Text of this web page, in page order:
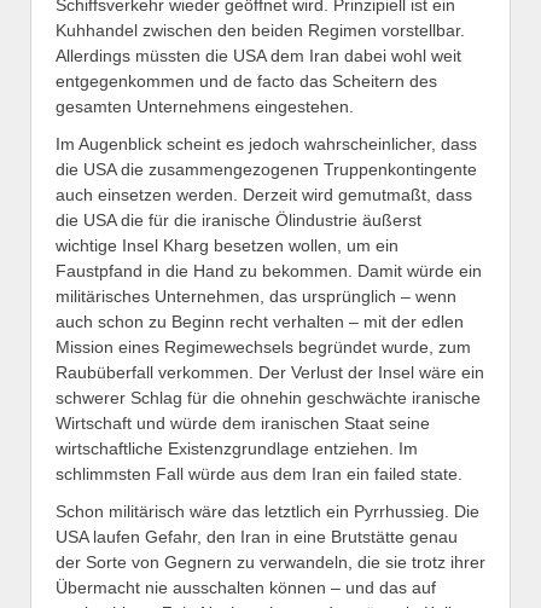
Schiffsverkehr wieder geöffnet wird. Prinzipiell ist ein
Kuhhandel zwischen den beiden Regimen vorstellbar.
Allerdings müssten die USA dem Iran dabei wohl weit
entgegenkommen und de facto das Scheitern des
gesamten Unternehmens eingestehen.
Im Augenblick scheint es jedoch wahrscheinlicher, dass
die USA die zusammengezogenen Truppenkontingente
auch einsetzen werden. Derzeit wird gemutmaßt, dass
die USA die für die iranische Ölindustrie äußerst
wichtige Insel Kharg besetzen wollen, um ein
Faustpfand in die Hand zu bekommen. Damit würde ein
militärisches Unternehmen, das ursprünglich – wenn
auch schon zu Beginn recht verhalten – mit der edlen
Mission eines Regimewechsels begründet wurde, zum
Raubüberfall verkommen. Der Verlust der Insel wäre ein
schwerer Schlag für die ohnehin geschwächte iranische
Wirtschaft und würde dem iranischen Staat seine
wirtschaftliche Existenzgrundlage entziehen. Im
schlimmsten Fall würde aus dem Iran ein failed state.
Schon militärisch wäre das letztlich ein Pyrrhussieg. Die
USA laufen Gefahr, den Iran in eine Brutstätte genau
der Sorte von Gegnern zu verwandeln, die sie trotz ihrer
Übermacht nie ausschalten können – und das auf